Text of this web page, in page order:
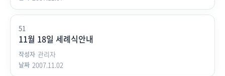
51
11월 18일 세례식안내
관리자
2007.11.02